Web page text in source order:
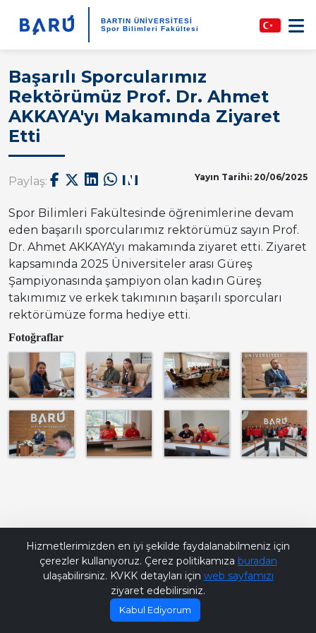
BARTIN ÜNİVERSİTESİ
Spor Bilimleri Fakültesi
Başarılı Sporcularımız
Rektörümüz Prof. Dr. Ahmet
AKKAYA'yı Makamında Ziyaret
Etti
Paylaş: Yayın Tarihi: 20/06/2025
Spor Bilimleri Fakültesinde öğrenimlerine devam
eden başarılı sporcularımız rektörümüz sayın Prof.
Dr. Ahmet AKKAYA'yı makamında ziyaret etti. Ziyaret
kapsamında 2025 Üniversiteler arası Güreş
Şampiyonasında şampiyon olan kadın Güreş
takımımız ve erkek takımının başarılı sporcuları
rektörümüze forma hediye etti.
Fotoğraflar
Hizmetlerimizden en iyi şekilde faydalanabilmeniz için
çerezler kullanıyoruz. Çerez politikamıza buradan
ulaşabilirsiniz. KVKK detayları için web sayfamızı
ziyaret edebilirsiniz.
Kabul Ediyorum
Bana Soru Sor | Ask Me